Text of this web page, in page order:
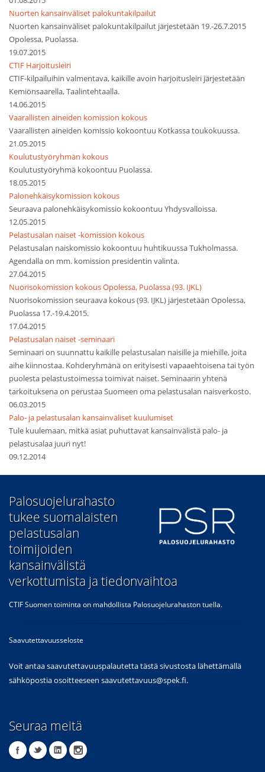
Nuorten kansainväliset palokuntakilpailut
Nuorten kansainväliset palokuntakilpailut järjestetään 19.-26.7.2015
Opolessa, Puolassa.
19.07.2015
CTIF Harjoitusleiri
CTIF-kilpailuihin valmentava, kaikille avoin harjoitusleiri järjestetään
Kemiönsaarella, Taalintehtaalla.
14.06.2015
Vaarallisten aineiden komission kokous
Vaarallisten aineiden komissio kokoontuu Kotkassa toukokuussa.
21.05.2015
Koulutustyöryhmän kokous
Koulutustyöryhmä kokoontuu Puolassa.
18.05.2015
Palonehkäisykomission kokous
Seuraava palonehkäisykomissio kokoontuu Yhdysvalloissa.
12.05.2015
Pelastusalan naiset -komission kokous
Pelastusalan naiskomissio kokoontuu huhtikuussa Tukholmassa.
Agendalla on mm. komission presidentin valinta.
27.04.2015
Nuorisokomission kokous Opolessa, Puolassa (93. IJKL)
Nuorisokomission seuraava kokous (93. IJKL) järjestetään Opolessa,
Puolassa 17.-19.4.2015.
17.04.2015
Pelastusalan naiset -seminaari
Seminaari on suunnattu kaikille pelastusalan naisille ja miehille, joita
aihe kiinnostaa. Kohderyhmänä on erityisesti vapaaehtoisena tai työn
puolesta pelastustoimessa toimivat naiset. Seminaarin yhtenä
tarkoituksena on perustaa Suomeen oma pelastusalan naisverkosto.
06.03.2015
Palo- ja pelastusalan kansainväliset kuulumiset
Tule kuulemaan, mitkä asiat puhuttavat kansainvälistä palo- ja
pelastusalaa juuri nyt!
09.12.2014
​Palosuojelurahasto
tukee suomalaisten
pelastusalan
toimijoiden
kansainvälistä
verkottumista ja tiedonvaihtoa
CTIF Suomen toiminta on mahdollista Palosuojelurahaston tuella.
Saavutettavuusseloste
Voit antaa saavutettavuuspalautetta tästä sivustosta lähettämällä
sähköpostia osoitteeseen saavutettavuus@spek.fi.
Seuraa meitä